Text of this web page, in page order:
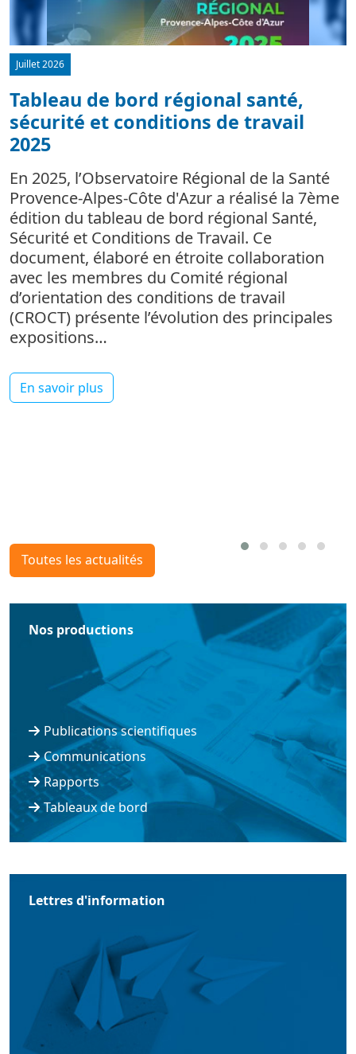
Juillet 2026
Tableau de bord régional santé,
sécurité et conditions de travail
2025
En 2025, l’Observatoire Régional de la Santé
Provence-Alpes-Côte d'Azur a réalisé la 7ème
édition du tableau de bord régional Santé,
Sécurité et Conditions de Travail. Ce
document, élaboré en étroite collaboration
avec les membres du Comité régional
d’orientation des conditions de travail
(CROCT) présente l’évolution des principales
expositions…
En savoir plus
Toutes les actualités
Nos productions
Publications scientifiques
Communications
Rapports
Tableaux de bord
Lettres d'information